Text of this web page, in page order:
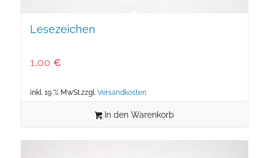
Lesezeichen
1,00 €
inkl. 19 % MwSt.zzgl. Versandkosten
In den Warenkorb